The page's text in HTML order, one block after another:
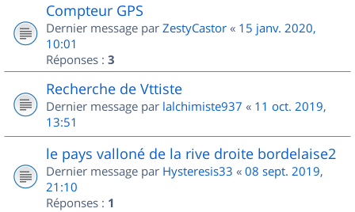
Compteur GPS
Dernier message par ZestyCastor « 15 janv. 2020,
10:01
Réponses : 3
Recherche de Vttiste
Dernier message par lalchimiste937 « 11 oct. 2019,
13:51
le pays valloné de la rive droite bordelaise2
Dernier message par Hysteresis33 « 08 sept. 2019,
21:10
Réponses : 1